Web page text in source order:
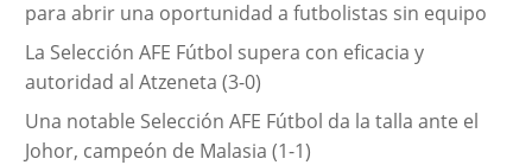
s
para abrir una oportunidad a futbolistas sin equipo
La Selección AFE Fútbol supera con eficacia y
autoridad al Atzeneta (3-0)
Una notable Selección AFE Fútbol da la talla ante el
Johor, campeón de Malasia (1-1)